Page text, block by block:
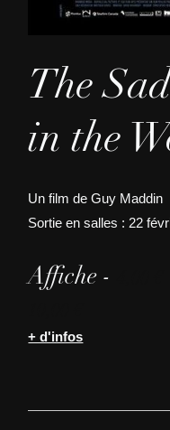
The
in the
Un film de Guy Maddin
Sortie en salles : 22
Affiche -
+ d'infos